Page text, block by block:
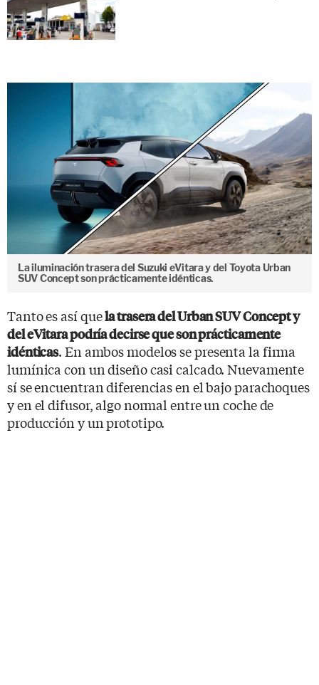
La iluminación trasera del Suzuki eVitara y del Toyota Urban
SUV Concept son prácticamente idénticas.
Tanto es así quela trasera del Urban SUV Concept y
del eVitara podría decirse que son prácticamente
idénticas. En ambos modelos se presenta la firma
lumínica con un diseño casi calcado. Nuevamente
sí se encuentran diferencias en el bajo parachoques
y en el difusor, algo normal entre un coche de
producción y un prototipo.